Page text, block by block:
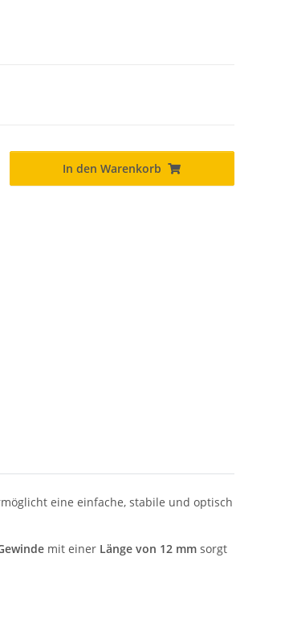
In den Warenkorb
eine einfache, stabile und optisch
mit einer Länge von 12 mm sorgt